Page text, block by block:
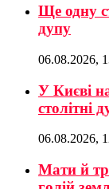
Ще одну
дупу
06.08.2026,
У Києві
столітні
06.08.2026,
Мати й